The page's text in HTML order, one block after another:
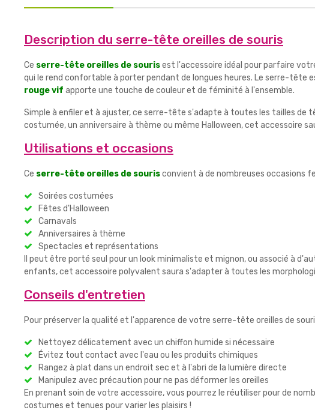
Description du serre-tête oreilles de souris
Ce serre-tête oreilles de sourisest l'accessoire idéal pour parfaire
qui le rend confortable à porter pendant de longues heures. Le serre-tête
rouge vif apporte une touche de couleur et de féminité à l'ensemble.
Simple à enfiler et à ajuster, ce serre-tête s'adapte à toutes les tailles de
costumée, un anniversaire à thème ou même Halloween, cet accessoire
Utilisations et occasions
Ce serre-tête oreilles de sourisconvient à de nombreuses occasions
Soirées costumées
Fêtes d'Halloween
Carnavals
Anniversaires à thème
Spectacles et représentations
Il peut être porté seul pour un look minimaliste et mignon, ou associé à
enfants, cet accessoire polyvalent saura s'adapter à toutes les
Conseils d'entretien
Pour préserver la qualité et l'apparence de votre serre-tête oreilles de
Nettoyez délicatement avec un chiffon humide si nécessaire
Évitez tout contact avec l'eau ou les produits chimiques
Rangez à plat dans un endroit sec et à l'abri de la lumière directe
Manipulez avec précaution pour ne pas déformer les oreilles
En prenant soin de votre accessoire, vous pourrez le réutiliser pour de
costumes et tenues pour varier les plaisirs !